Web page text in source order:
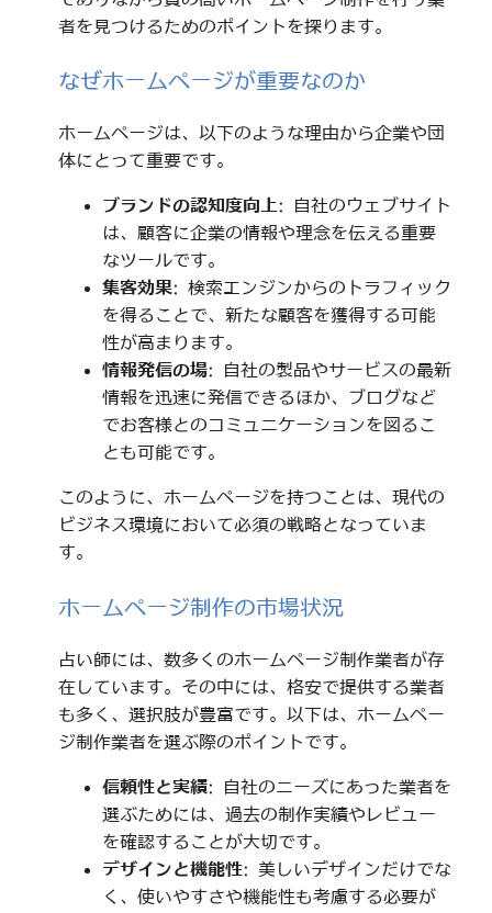
者を見つけるためのポイントを探ります。
なぜホームページが重要なのか
ホームページは、以下のような理由から企業や団
体にとって重要です。
ブランドの認知度向上: 自社のウェブサイト
は、顧客に企業の情報や理念を伝える重要
なツールです。
集客効果: 検索エンジンからのトラフィック
を得ることで、新たな顧客を獲得する可能
性が高まります。
情報発信の場: 自社の製品やサービスの最新
情報を迅速に発信できるほか、ブログなど
でお客様とのコミュニケーションを図るこ
とも可能です。
このように、ホームページを持つことは、現代の
ビジネス環境において必須の戦略となっていま
す。
ホームページ制作の市場状況
占い師には、数多くのホームページ制作業者が存
在しています。その中には、格安で提供する業者
も多く、選択肢が豊富です。以下は、ホームペー
ジ制作業者を選ぶ際のポイントです。
信頼性と実績: 自社のニーズにあった業者を
選ぶためには、過去の制作実績やレビュー
を確認することが大切です。
デザインと機能性: 美しいデザインだけでな
く、使いやすさや機能性も考慮する必要が